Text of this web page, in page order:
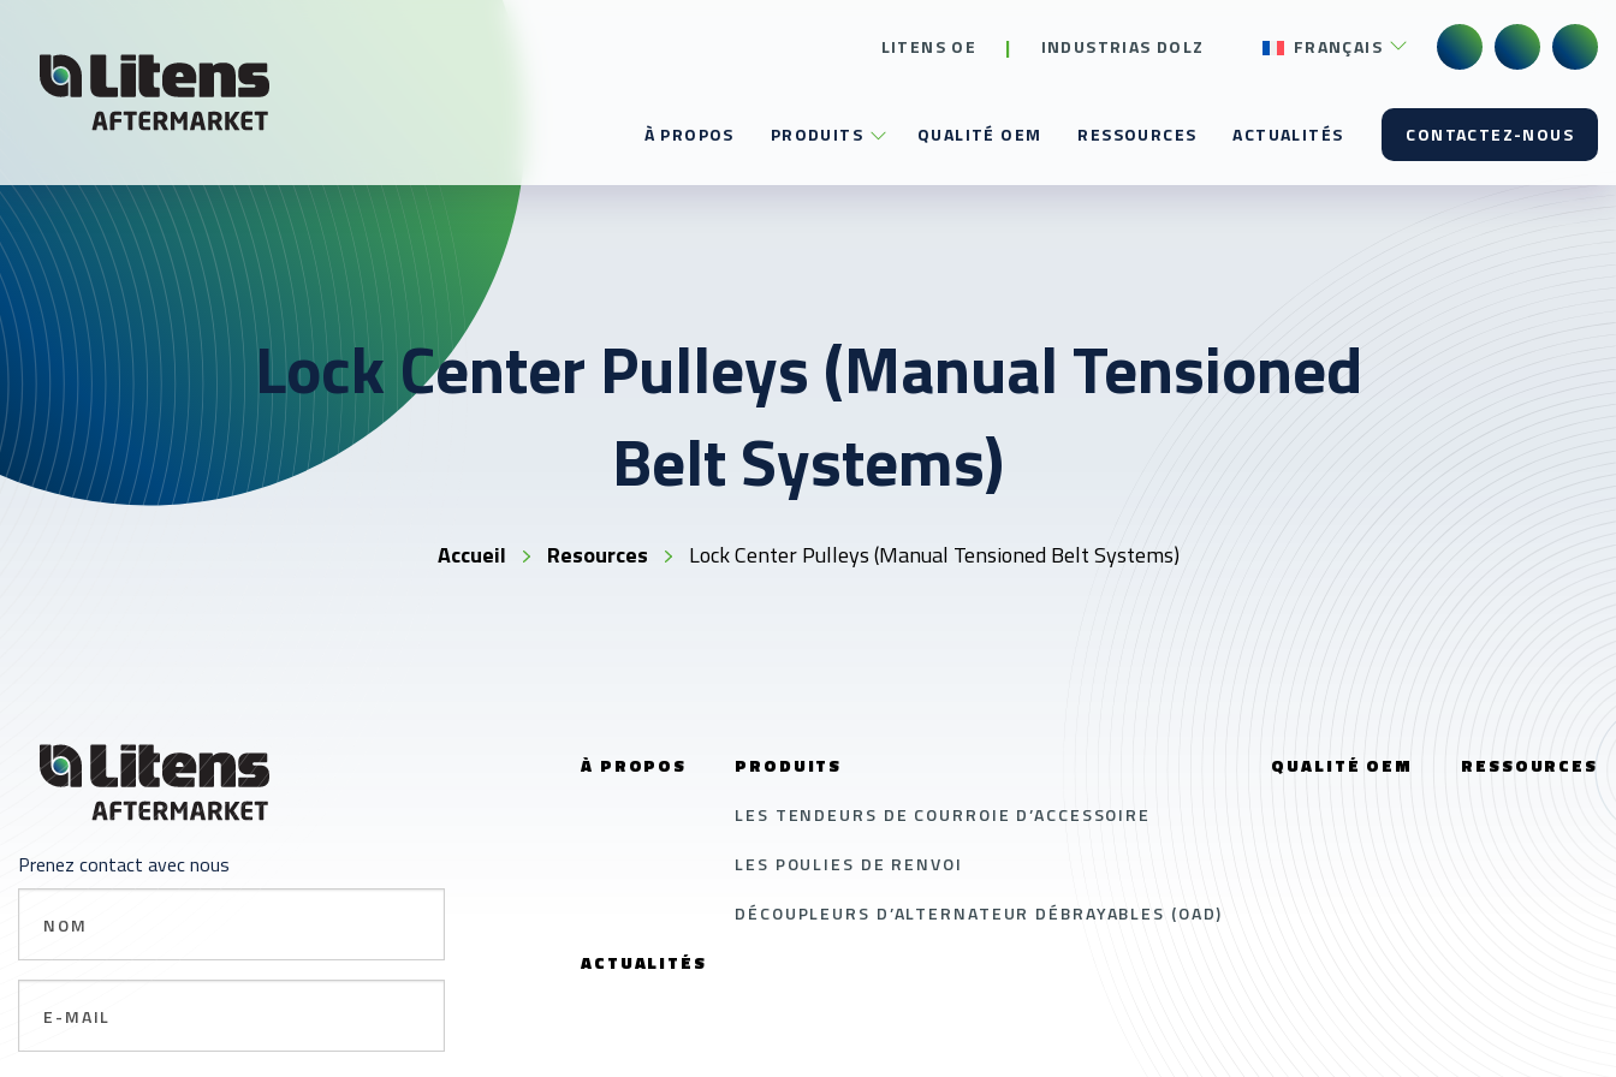
LITENS OE INDUSTRIAS DOLZ FRANÇAIS
À PROPOS PRODUITS QUALITÉ OEM RESSOURCES ACTUALITÉS CONTACTEZ-NOUS
Lock Center Pulleys (Manual Tensioned
Belt Systems)
Accueil Resources Lock Center Pulleys (Manual Tensioned Belt Systems)
Prenez contact avec nous
À PROPOS
PRODUITS
LES TENDEURS DE COURROIE D’ACCESSOIRE
LES POULIES DE RENVOI
DÉCOUPLEURS D’ALTERNATEUR DÉBRAYABLES (OAD)
QUALITÉ OEM RESSOURCES
ACTUALITÉS